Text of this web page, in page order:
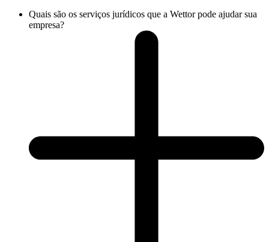
Quais são os serviços jurídicos que a Wettor pode ajudar sua
empresa?